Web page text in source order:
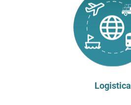
Logistica